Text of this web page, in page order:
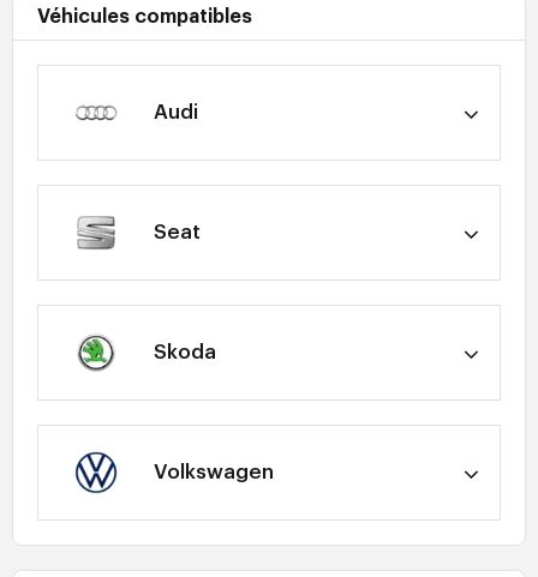
Véhicules compatibles
Audi
Seat
Skoda
Volkswagen